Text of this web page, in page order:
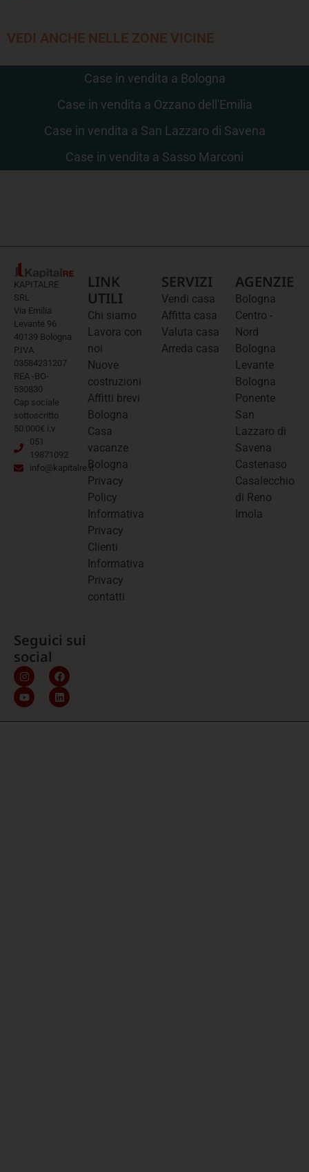
VEDI ANCHE NELLE ZONE VICINE
Case in vendita a Bologna
Case in vendita a Ozzano dell'Emilia
Case in vendita a San Lazzaro di Savena
Case in vendita a Sasso Marconi
KAPITALRE
SRL
Via Emilia
Levante 96
40139 Bologna
P.IVA
03584231207
REA -BO-
530830
Cap sociale
sottoscritto
50.000€ i.v
051
19871092
info@kapitalre.it
LINK
UTILI
Chi siamo
Lavora con
noi
Nuove
costruzioni
Affitti brevi
Bologna
Casa
vacanze
Bologna
Privacy
Policy
Informativa
Privacy
Clienti
Informativa
Privacy
contatti
SERVIZI
Vendi casa
Affitta casa
Valuta casa
Arreda casa
AGENZIE
Bologna
Centro -
Nord
Bologna
Levante
Bologna
Ponente
San
Lazzaro di
Savena
Castenaso
Casalecchio
di Reno
Imola
Seguici sui
social